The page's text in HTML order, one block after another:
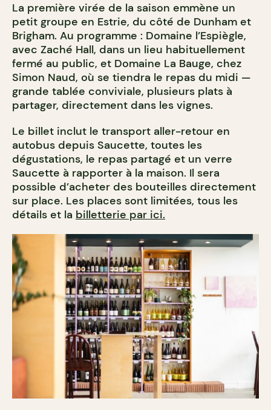
La première virée de la saison emmène un
petit groupe en Estrie, du côté de Dunham et
Brigham. Au programme : Domaine l’Espiègle,
avec Zaché Hall, dans un lieu habituellement
fermé au public, et Domaine La Bauge, chez
Simon Naud, où se tiendra le repas du midi —
grande tablée conviviale, plusieurs plats à
partager, directement dans les vignes.
Le billet inclut le transport aller-retour en
autobus depuis Saucette, toutes les
dégustations, le repas partagé et un verre
Saucette à rapporter à la maison. Il sera
possible d’acheter des bouteilles directement
sur place. Les places sont limitées, tous les
détails et la billetterie par ici.